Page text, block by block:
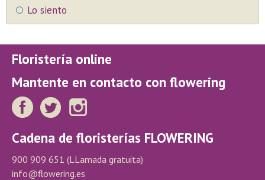
Lo siento
Floristería online
Mantente en contacto con flowering
Cadena de floristerías FLOWERING
900 909 651 (LLamada gratuita)
info@flowering.es